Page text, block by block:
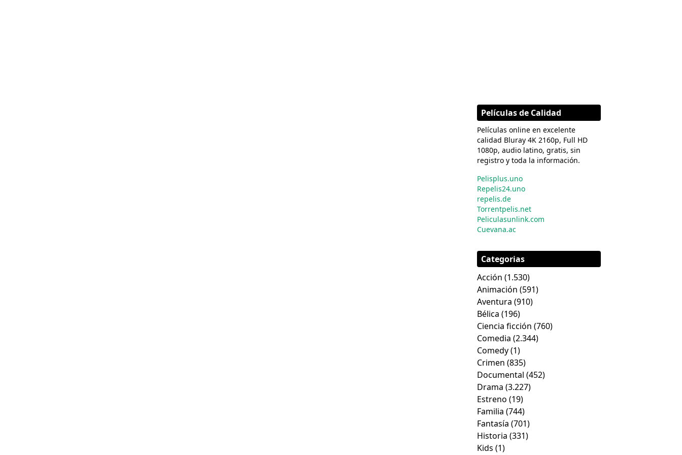
Películas de Calidad
Películas online en excelente
calidad Bluray 4K 2160p, Full HD
1080p, audio latino, gratis, sin
registro y toda la información.
Pelisplus.uno
Repelis24.uno
repelis.de
Torrentpelis.net
Peliculasunlink.com
Cuevana.ac
Categorias
Acción (1.530)
Animación (591)
Aventura (910)
Bélica (196)
Ciencia ficción (760)
Comedia (2.344)
Comedy(1)
Crimen (835)
Documental (452)
Drama (3.227)
Estreno (19)
Familia (744)
Fantasía (701)
Historia (331)
Kids (1)